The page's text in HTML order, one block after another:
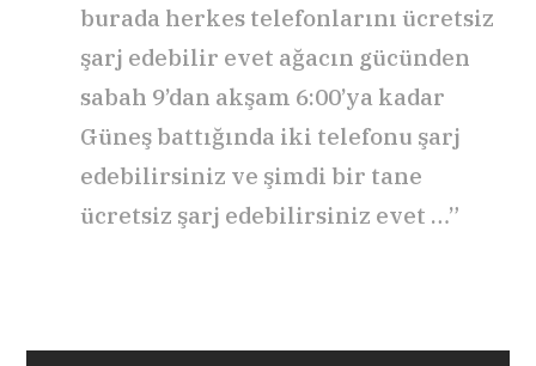
burada herkes telefonlarını ücretsiz
şarj edebilir evet ağacın gücünden
sabah 9’dan akşam 6:00’ya kadar
Güneş battığında iki telefonu şarj
edebilirsiniz ve şimdi bir tane
ücretsiz şarj edebilirsiniz evet …”